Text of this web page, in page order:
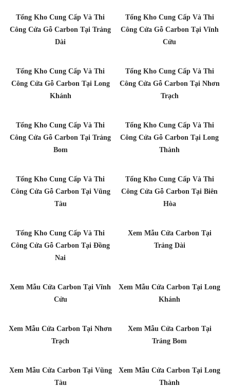
Tổng Kho Cung Cấp Và Thi
Công Cửa Gỗ Carbon Tại Trảng
Dài
Tổng Kho Cung Cấp Và Thi
Công Cửa Gỗ Carbon Tại Vĩnh
Cửu
Tổng Kho Cung Cấp Và Thi
Công Cửa Gỗ Carbon Tại Long
Khánh
Tổng Kho Cung Cấp Và Thi
Công Cửa Gỗ Carbon Tại Nhơn
Trạch
Tổng Kho Cung Cấp Và Thi
Công Cửa Gỗ Carbon Tại Trảng
Bom
Tổng Kho Cung Cấp Và Thi
Công Cửa Gỗ Carbon Tại Long
Thành
Tổng Kho Cung Cấp Và Thi
Công Cửa Gỗ Carbon Tại Vũng
Tàu
Tổng Kho Cung Cấp Và Thi
Công Cửa Gỗ Carbon Tại Biên
Hòa
Tổng Kho Cung Cấp Và Thi
Công Cửa Gỗ Carbon Tại Đồng
Nai
Xem Mẫu Cửa Carbon Tại
Trảng Dài
Xem Mẫu Cửa Carbon Tại Vĩnh
Cửu
Xem Mẫu Cửa Carbon Tại Long
Khánh
Xem Mẫu Cửa Carbon Tại Nhơn
Trạch
Xem Mẫu Cửa Carbon Tại
Trảng Bom
Xem Mẫu Cửa Carbon Tại Vũng
Tàu
Xem Mẫu Cửa Carbon Tại Long
Thành